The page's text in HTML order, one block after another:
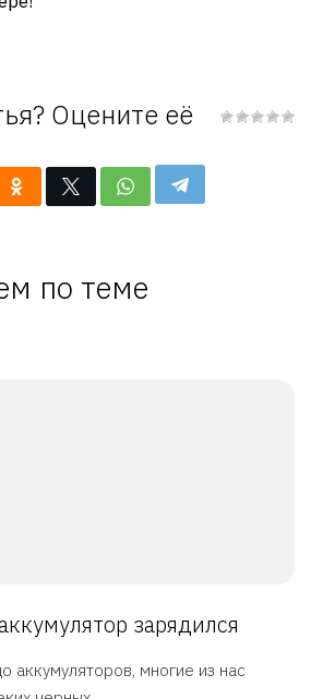
Оцените её
по теме
зарядился
аккумуляторов, многие из нас